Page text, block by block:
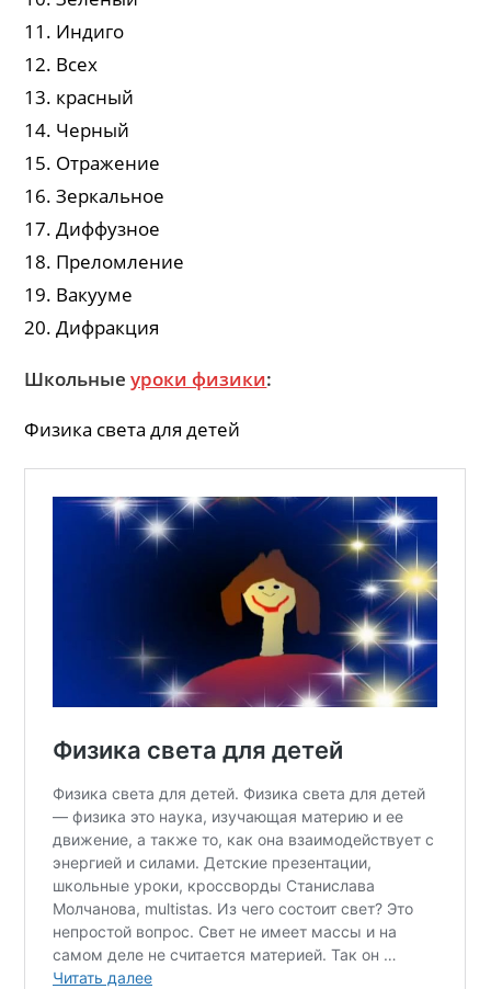
11. Индиго
12. Всех
13. красный
14. Черный
15. Отражение
16. Зеркальное
17. Диффузное
18. Преломление
19. Вакууме
20. Дифракция
Школьныеуроки физики:
Физика света для детей